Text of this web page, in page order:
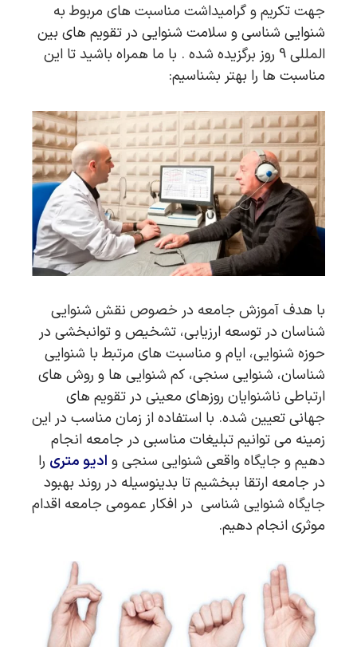
جهت تکریم و گرامیداشت مناسبت های مربوط به
شنوایی شناسی و سلامت شنوایی در تقویم های بین
المللی 9 روز برگزیده شده . با ما همراه باشید تا این
مناسبت ها را بهتر بشناسیم:
با هدف آموزش جامعه در خصوص نقش شنوایی
شناسان در توسعه ارزیابی، تشخیص و توانبخشی در
حوزه شنوایی، ایام و مناسبت های مرتبط با شنوایی
شناسان، شنوایی سنجی، کم شنوایی ها و روش های
ارتباطی ناشنوایان روزهای معینی در تقویم های
جهانی تعیین شده. با استفاده از زمان مناسب در این
زمینه می توانیم تبلیغات مناسبی در جامعه انجام
دهیم و جایگاه واقعی شنوایی سنجی و ادیو متری را
در جامعه ارتقا ببخشیم تا بدینوسیله در روند بهبود
جایگاه شنوایی شناسی در افکار عمومی جامعه اقدام
موثری انجام دهیم.